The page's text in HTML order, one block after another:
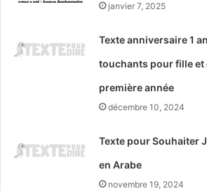
janvier 7, 2025
Texte anniversaire 1
touchants pour fille et
première année
décembre 10, 2024
Texte pour Souhaiter
en Arabe
novembre 19, 2024